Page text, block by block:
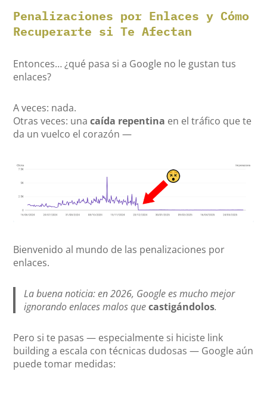
Penalizaciones por Enlaces y Cómo
Recuperarte si Te Afectan
Entonces… ¿qué pasa si a Google no le gustan tus
enlaces?
A veces: nada.
Otras veces: unacaída repentina en el tráfico que te
da un vuelco el corazón —
Bienvenido al mundo de las penalizaciones por
enlaces.
La buena noticia: en 2026, Google es mucho mejor
ignorando enlaces malos quecastigándolos.
Pero si te pasas — especialmente si hiciste link
building a escala con técnicas dudosas — Google aún
puede tomar medidas: